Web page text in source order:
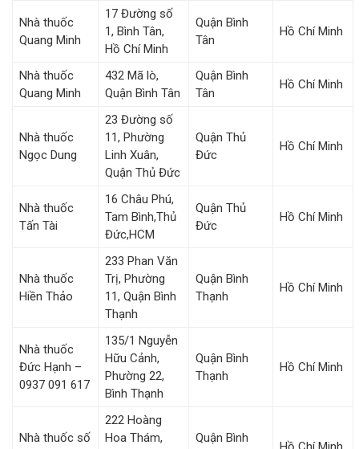
Nhà thuốc
Quang Minh
17 Đường số
1, Bình Tân,
Hồ Chí Minh
Quận Bình
Tân
Hồ Chí Minh
Nhà thuốc
Quang Minh
432 Mã lò,
Quận Bình Tân
Quận Bình
Tân
Hồ Chí Minh
Nhà thuốc
Ngọc Dung
23 Đường số
11, Phường
Linh Xuân,
Quận Thủ Đức
Quận Thủ
Đức
Hồ Chí Minh
Nhà thuốc
Tấn Tài
16 Châu Phú,
Tam Bình,Thủ
Đức,HCM
Quận Thủ
Đức
Hồ Chí Minh
Nhà thuốc
Hiền Thảo
233 Phan Văn
Trị, Phường
11, Quận Bình
Thạnh
Quận Bình
Thạnh
Hồ Chí Minh
Nhà thuốc
Đức Hạnh –
0937 091 617
135/1 Nguyễn
Hữu Cảnh,
Phường 22,
Bình Thạnh
Quận Bình
Thạnh
Hồ Chí Minh
Nhà thuốc số
222 Hoàng
Hoa Thám,
Quận Bình